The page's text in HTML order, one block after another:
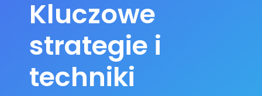
Kluczowe
strategie i
techniki